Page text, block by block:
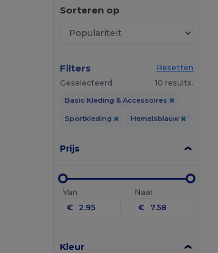
Sorteren op
Filters
Resetten
Geselecteerd
10 results.
Basic Kleding & Accessoires
Sportkleding Hemelsblauw
Prijs
Van
€
Naar
€
Kleur